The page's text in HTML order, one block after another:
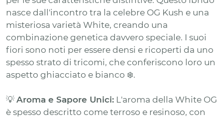
nasce dall'incontro tra la celebre OG Kush e una
misteriosa varietà White, creando una
combinazione genetica davvero speciale. I suoi
fiori sono noti per essere densi e ricoperti da uno
spesso strato di tricomi, che conferiscono loro un
aspetto ghiacciato e bianco ❄️.
💡 Aroma e Sapore Unici: L'aroma della White OG
è spesso descritto come terroso e resinoso, con